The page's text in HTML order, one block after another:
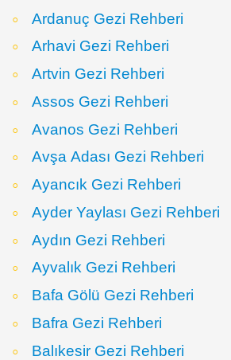
Ardanuç Gezi Rehberi
Arhavi Gezi Rehberi
Artvin Gezi Rehberi
Assos Gezi Rehberi
Avanos Gezi Rehberi
Avşa Adası Gezi Rehberi
Ayancık Gezi Rehberi
Ayder Yaylası Gezi Rehberi
Aydın Gezi Rehberi
Ayvalık Gezi Rehberi
Bafa Gölü Gezi Rehberi
Bafra Gezi Rehberi
Balıkesir Gezi Rehberi